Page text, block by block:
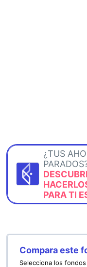
¿TUS
PARA TI
Compara este
Selecciona los